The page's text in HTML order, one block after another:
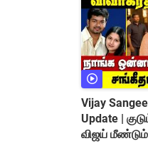
Vijay
Update |
விஜய்